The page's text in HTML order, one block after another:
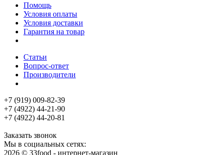
Помощь
Условия оплаты
Условия доставки
Гарантия на товар
Статьи
Вопрос-ответ
Производители
+7 (919) 009-82-39
+7 (4922) 44-21-90
+7 (4922) 44-20-81
Заказать звонок
Мы в социальных сетях:
2026 © 33food - интернет-магазин